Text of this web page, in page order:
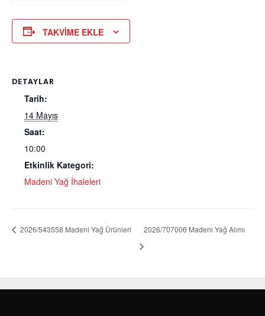
TAKVIME EKLE
DETAYLAR
Tarih:
14 Mayıs
Saat:
10:00
Etkinlik Kategori:
Madeni Yağ İhaleleri
2026/543558 Madeni Yağ Ürünleri 2026/707006 Madeni Yağ Alımı